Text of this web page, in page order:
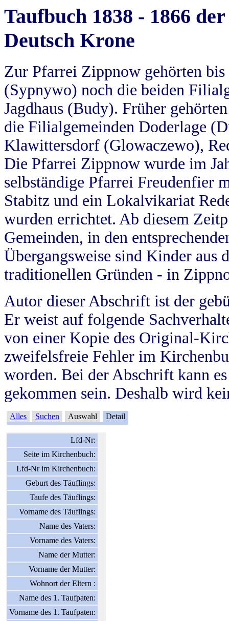
Taufbuch 1838 - 1866
Deutsch Krone
Zur Pfarrei Zippnow gehörten
(Sypnywo) noch die beiden
Jagdhaus (Budy). Früher
die Filialgemeinden Doderlage
Klawittersdorf (Glowaczewo),
Die Pfarrei Zippnow wurde im
selbständige Pfarrei Freudenfier
Stabitz und ein Lokalvikariat
wurden errichtet. Ab diesem
Gemeinden, in den
Übergangsweise sind Kinder aus
traditionellen Gründen - in
Autor dieser Abschrift ist der
Er weist auf folgende
von einer Kopie des Original-
zweifelsfreie Fehler im
worden. Bei der Abschrift kann
gekommen sein. Deshalb wird
Alles Suchen Auswahl Detail
Lfd-Nr:
Seite im Kirchenbuch:
Lfd-Nr im Kirchenbuch:
Geburt des Täuflings:
Taufe des Täuflings:
Vorname des Täuflings:
Name des Vaters:
Vorname des Vaters:
Name der Mutter:
Vorname der Mutter:
Wohnort der Eltern :
Name des 1. Taufpaten:
Vorname des 1. Taufpaten: